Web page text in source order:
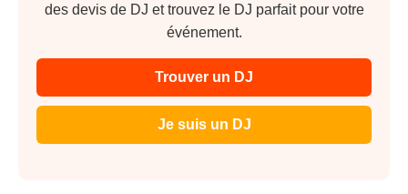
des devis de DJ et trouvez le DJ parfait pour votre
événement.
Trouver un DJ
Je suis un DJ